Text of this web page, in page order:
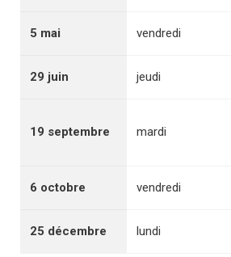
5 mai vendredi
29 juin jeudi
19 septembre mardi
6 octobre vendredi
25 décembre lundi